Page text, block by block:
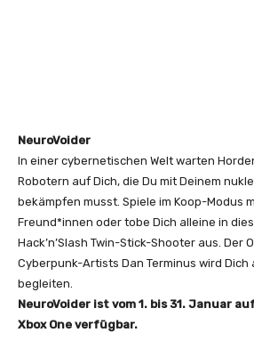
NeuroVoider
In einer cybernetischen Welt warten
Robotern auf Dich, die Du mit Deinem
bekämpfen musst. Spiele im Koop-Modus
Freund*innen oder tobe Dich alleine in
Hack’n’Slash Twin-Stick-Shooter aus. Der
Cyberpunk-Artists Dan Terminus wird
begleiten.
NeuroVoider ist vom 1. bis 31. Januar
Xbox One verfügbar.